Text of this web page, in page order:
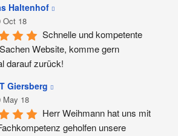
Haltenhof
Oct 18
Schnelle und kompetente
Website, komme gern
darauf zurück!
Giersberg
May 18
Herr Weihmann hat uns mit
geholfen unsere